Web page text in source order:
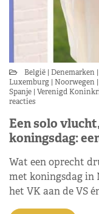
België Denemarken
Luxemburg Noorwegen
Spanje Verenigd
reacties
Een solo
koningsdag:
Wat een oprecht
met koningsdag in
het VK aan de VS